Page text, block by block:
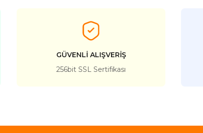
GÜVENLİ ALIŞVERİŞ
256bit SSL Sertifikası